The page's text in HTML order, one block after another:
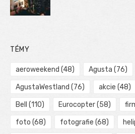
TÉMY
aeroweekend (48) Agusta (76)
AgustaWestland (76) akcie (48)
Bell (110) Eurocopter(58)
foto (68) fotografie (68)